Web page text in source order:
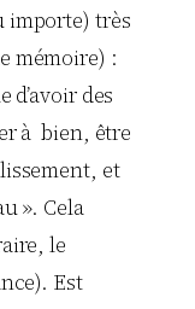
importe) très
mémoire) :
d’avoir des
à bien, être
et
». Cela
le
Est